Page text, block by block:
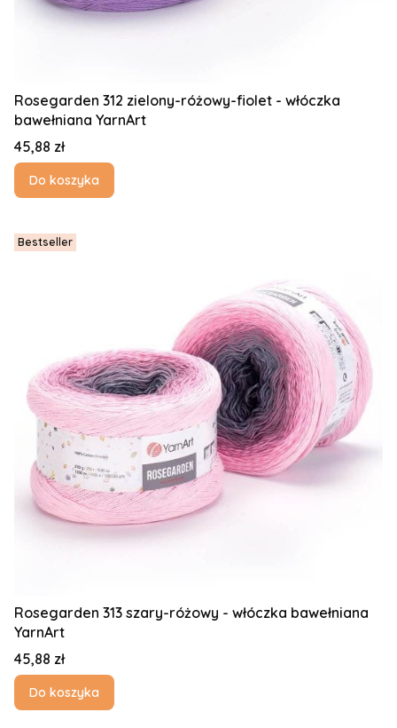
Rosegarden 312 zielony-różowy-fiolet - włóczka
bawełniana YarnArt
Cena
45,88 zł
Do koszyka
Bestseller
Rosegarden 313 szary-różowy - włóczka bawełniana
YarnArt
Cena
45,88 zł
Do koszyka